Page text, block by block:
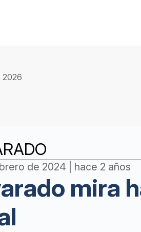
2026
de 2024 | hace 2 años
mira